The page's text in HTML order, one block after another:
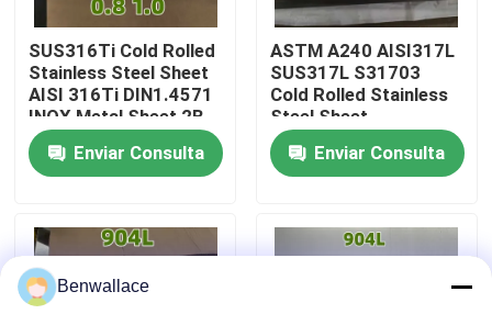
Control de calidad
Contacta con nosotros
Noticias
Casos de trabajo
Solicitar una cita
SUS316Ti Cold Rolled
Stainless Steel Sheet
AISI 316Ti DIN1.4571
INOX Metal Sheet 2B
0.8mm
Enviar Consulta
ASTM A240 AISI317L
SUS317L S31703
Cold Rolled Stainless
Steel Sheet
2.0*1220*2440MM
Enviar Consulta
Benwallace